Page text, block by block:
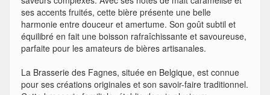
ses accents fruités, cette bière présente une belle
harmonie entre douceur et amertume. Son goût subtil et
équilibré en fait une boisson rafraîchissante et savoureuse,
parfaite pour les amateurs de bières artisanales.
La Brasserie des Fagnes, située en Belgique, est connue
pour ses créations originales et son savoir-faire traditionnel.